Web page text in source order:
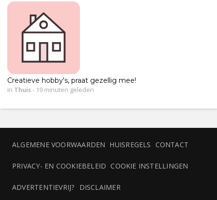
Creatieve hobby's, praat gezellig mee!
in Thuis- 19 minuten geleden
ALGEMENE VOORWAARDEN HUISREGELS CONTACT
PRIVACY- EN COOKIEBELEID COOKIE INSTELLINGEN
ADVERTENTIEVRIJ? DISCLAIMER